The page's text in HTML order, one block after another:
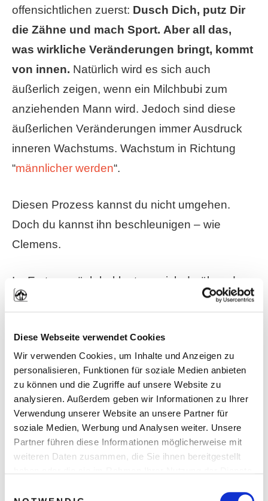
Diese Webseite verwendet Cookies
Wir verwenden Cookies, um Inhalte und Anzeigen zu
personalisieren, Funktionen für soziale Medien anbieten
zu können und die Zugriffe auf unsere Website zu
analysieren. Außerdem geben wir Informationen zu Ihrer
Verwendung unserer Website an unsere Partner für
soziale Medien, Werbung und Analysen weiter. Unsere
Partner führen diese Informationen möglicherweise mit
weiteren Daten zusammen, die Sie ihnen bereitgestellt
offensichtlichen zuerst: Dusch Dich, putz Dir
die Zähne und mach Sport. Aber all das,
was wirkliche Veränderungen bringt, kommt
von innen. Natürlich wird es sich auch
äußerlich zeigen, wenn ein Milchbubi zum
anziehenden Mann wird. Jedoch sind diese
äußerlichen Veränderungen immer Ausdruck
inneren Wachstums. Wachstum in Richtung
“männlicher werden“.
Diesen Prozess kannst du nicht umgehen.
Doch du kannst ihn beschleunigen – wie
Clemens.
Im Erstgespräch beklagte er sich darüber, dass
Frauen einfach kein Interesse an ihm hätten. Er
Männer, die sich wie die größten Machos
verhalten, aber trotzdem irgendwie mit den
Frauen im Bett landen.
Heute gehört Clemens selbst zu diesen
Männern. Nicht zu den Machos, aber zu
denen, die mit Frauen im Bett landen. Das lag
seiner inneren Einstellung.